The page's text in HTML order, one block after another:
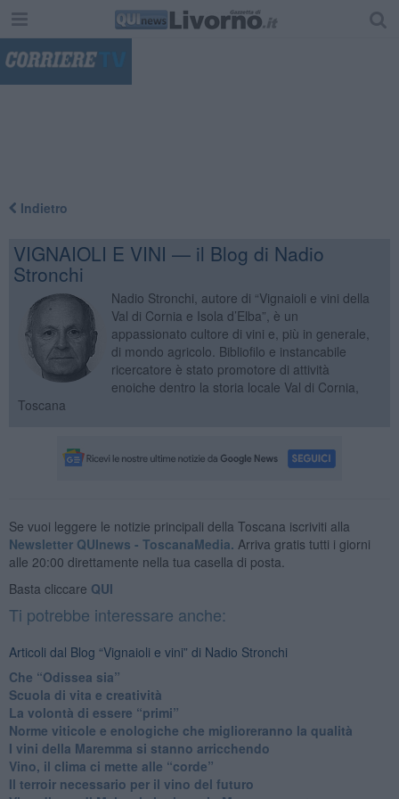
Indietro
VIGNAIOLI E VINI — il Blog di Nadio
Stronchi
Nadio Stronchi, autore di “Vignaioli e vini della
Val di Cornia e Isola d’Elba”, è un
appassionato cultore di vini e, più in generale,
di mondo agricolo. Bibliofilo e instancabile
ricercatore è stato promotore di attività
enoiche dentro la storia locale Val di Cornia,
Toscana
Se vuoi leggere le notizie principali della Toscana iscriviti alla
Newsletter QUInews - ToscanaMedia. Arriva gratis tutti i giorni
alle 20:00 direttamente nella tua casella di posta.
Basta cliccare QUI
Ti potrebbe interessare anche:
Articoli dal Blog “Vignaioli e vini” di Nadio Stronchi
​Che “Odissea sia”
Scuola di vita e creatività
​La volontà di essere “primi”
Norme viticole e enologiche che miglioreranno la qualità
​I vini della Maremma si stanno arricchendo
Vino, il clima ci mette alle “corde”
Il terroir necessario per il vino del futuro